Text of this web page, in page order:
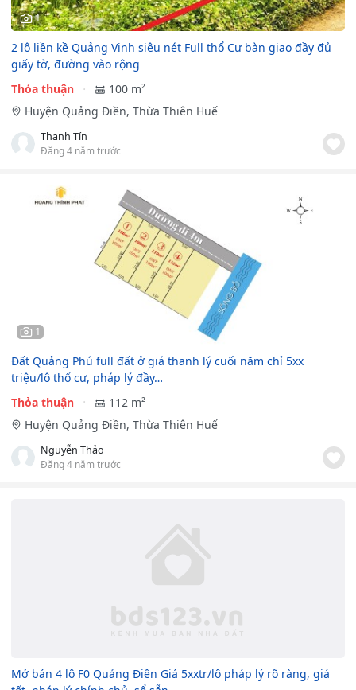
1
2 lô liền kề Quảng Vinh siêu nét Full thổ Cư bàn giao đầy đủ
giấy tờ, đường vào rộng
Thỏa thuận
100 m²
Huyện Quảng Điền, Thừa Thiên Huế
Thanh Tín
Đăng 4 năm trước
1
Đất Quảng Phú full đất ở giá thanh lý cuối năm chỉ 5xx
triệu/lô thổ cư, pháp lý đầy…
Thỏa thuận
112 m²
Huyện Quảng Điền, Thừa Thiên Huế
Nguyễn Thảo
Đăng 4 năm trước
Mở bán 4 lô F0 Quảng Điền Giá 5xxtr/lô pháp lý rõ ràng, giá